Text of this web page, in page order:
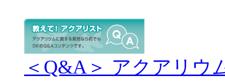
＜Q&A＞ アクアリウ